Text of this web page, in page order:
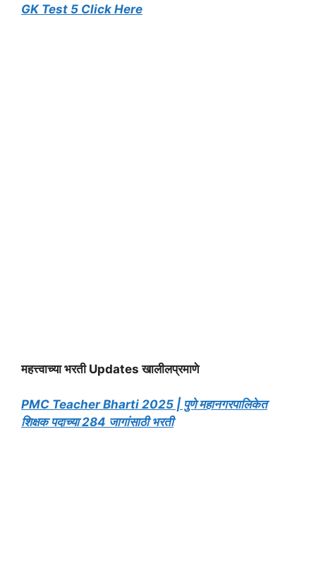
GK Test 5 Click Here
महत्त्वाच्या भरती Updates खालीलप्रमाणे
PMC Teacher Bharti 2025 | पुणे महानगरपालिकेत
शिक्षक पदाच्या 284 जागांसाठी भरती